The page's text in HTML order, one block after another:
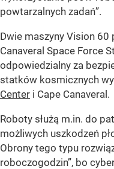
powtarzalnych zadań”.
Dwie maszyny Vision 60
Canaveral Space Force
odpowiedzialny za
statków kosmicznych
Center i Cape Canaveral.
Roboty służą m.in. do
możliwych uszkodzeń
Obrony tego typu
roboczogodzin”, bo